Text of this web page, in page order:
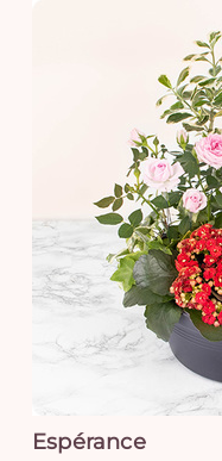
Espérance